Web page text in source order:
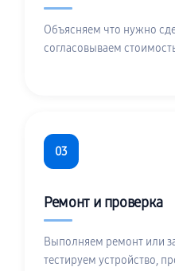
Объясняем что нужно
согласовываем
03
Ремонт и проверка
Выполняем ремонт или
тестируем устройство,